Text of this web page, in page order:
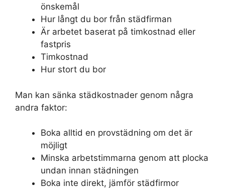
önskemål
Hur långt du bor från städfirman
Är arbetet baserat på timkostnad eller
fastpris
Timkostnad
Hur stort du bor
Man kan sänka städkostnader genom några
andra faktor:
Boka alltid en provstädning om det är
möjligt
Minska arbetstimmarna genom att plocka
undan innan städningen
Boka inte direkt, jämför städfirmor